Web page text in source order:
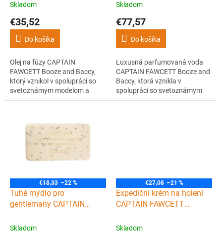
Skladom
€35,52
Do košíka
Olej na fúzy CAPTAIN
FAWCETT Booze and Baccy,
ktorý vznikol v spolupráci so
svetoznámym modelom a
gentlemanom Ricky Hallem,
výživu a hydratáciu fúzov aj
pokožky pod nimi. Silne
vyživujúci olej s vôňou dreva a
korenia.
Skladom
€77,57
Do košíka
Luxusná parfumovaná voda
CAPTAIN FAWCETT Booze and
Baccy, ktorá vznikla v
spolupráci so svetoznámym
modelom a gentlemanom Ricky
€18,33 –22 %
Tuhé mýdlo pro
gentlemany CAPTAIN
soap 165 g
Skladom
€27,08 –21 %
Expediční krém na holení
CAPTAIN FAWCETT
Skladom